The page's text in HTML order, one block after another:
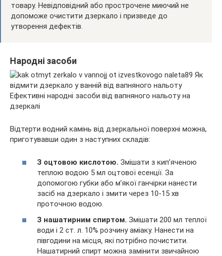
товару. Невідповідний або прострочене миючий не
допоможе очистити дзеркало і призведе до
утворення дефектів.
Народні засоби
Ефективні народні засоби від вапняного нальоту на
дзеркалі
Відтерти водний камінь від дзеркальної поверхні можна,
приготувавши один з наступних складів:
З оцтовою кислотою. Змішати з кип’яченою
теплою водою 5 мл оцтової есенції. За
допомогою губки або м’якої ганчірки нанести
засіб на дзеркало і змити через 10-15 хв
проточною водою.
З нашатирним спиртом. Змішати 200 мл теплої
води і 2 ст. л. 10% розчину аміаку. Нанести на
півгодини на місця, які потрібно почистити.
Нашатирний спирт можна замінити звичайною